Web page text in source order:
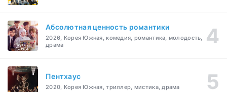
Абсолютная ценность романтики
2026, Корея Южная, комедия, романтика, молодость,
драма
Пентхаус
2020, Корея Южная, триллер, мистика, драма